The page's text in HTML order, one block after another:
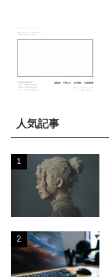
人気記事